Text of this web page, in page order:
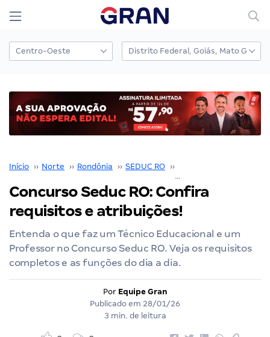
Início ›› Norte ›› Rondônia ›› SEDUC RO ››
Concurso Seduc RO: Confira
requisitos e atribuições!
Entenda o que faz um Técnico Educacional e um
Professor no Concurso Seduc RO. Veja os requisitos
completos e as funções do dia a dia.
Por Equipe Gran
Publicado em 28/01/26
3 min. de leitura